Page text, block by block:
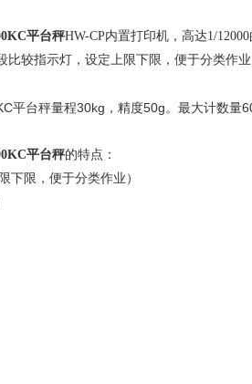
平台秤HW-CP内置打印机，高达1/12000
比较指示灯，设定上限下限，便于分类作
平台秤量程30kg，精度50g。最大计数量
平台秤的特点：
下限，便于分类作业）